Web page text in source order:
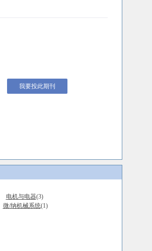
我要投此期刊
电机与电器(3)
微/纳机械系统(1)